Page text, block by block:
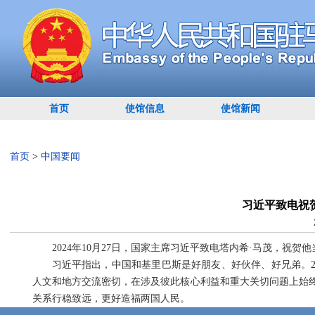
首页 使馆信息 使馆新闻
首页 > 中国要闻
习近平致电祝
2024年10月27日，国家主席习近平致电塔内希·马茂，祝贺
习近平指出，中国和基里巴斯是好朋友、好伙伴、好兄弟
人文和地方交流密切，在涉及彼此核心利益和重大关切问题上
关系行稳致远，更好造福两国人民。